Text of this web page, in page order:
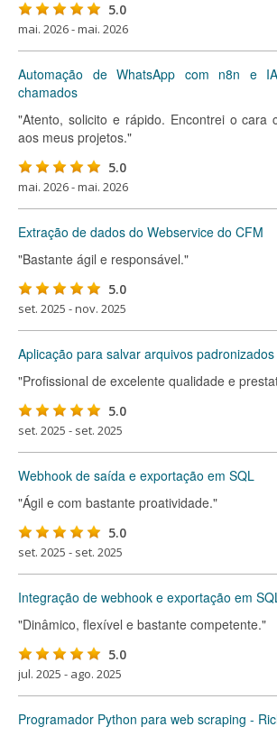
5.0
mai. 2026 - mai. 2026
Automação de WhatsApp com n8n e
chamados
"Atento, solicito e rápido. Encontrei o cara
aos meus projetos."
5.0
mai. 2026 - mai. 2026
Extração de dados do Webservice do CFM
"Bastante ágil e responsável."
5.0
set. 2025 - nov. 2025
Aplicação para salvar arquivos padronizados
"Profissional de excelente qualidade e
5.0
set. 2025 - set. 2025
Webhook de saída e exportação em SQL
"Ágil e com bastante proatividade."
5.0
set. 2025 - set. 2025
Integração de webhook e exportação em
"Dinâmico, flexível e bastante competente."
5.0
jul. 2025 - ago. 2025
Programador Python para web scraping -